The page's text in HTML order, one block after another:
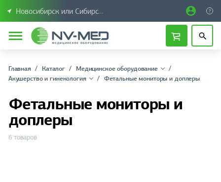
Новосибирск или Сибирский федеральный округ
Главная Каталог
Медицинское оборудование
Акушерство и гинекология
Фетальные мониторы и доплеры
Фетальные мониторы и
доплеры
6 товаров